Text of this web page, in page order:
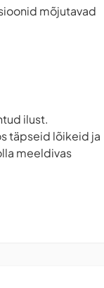
mõjutavad
ilust.
täpseid lõikeid ja
meeldivas